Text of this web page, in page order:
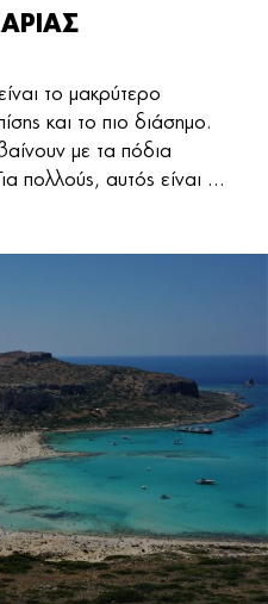
το μακρύτερο
και το πιο διάσημο.
με τα πόδια
πολλούς, αυτός είναι ...